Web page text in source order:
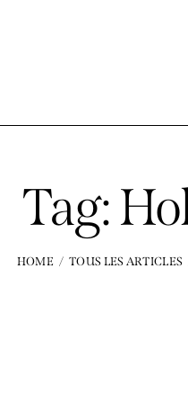
Tag:
HOME TOUS LES ARTICLES